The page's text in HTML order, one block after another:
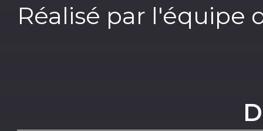
Réalisé par l'équipe